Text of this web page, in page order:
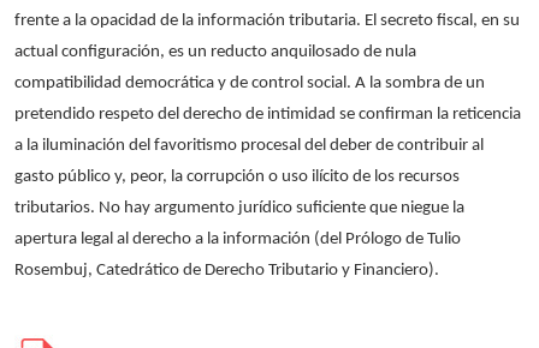
frente a la opacidad de la información tributaria. El secreto fiscal, en su
actual configuración, es un reducto anquilosado de nula
compatibilidad democrática y de control social. A la sombra de un
pretendido respeto del derecho de intimidad se confirman la reticencia
a la iluminación del favoritismo procesal del deber de contribuir al
gasto público y, peor, la corrupción o uso ilícito de los recursos
tributarios. No hay argumento jurídico suficiente que niegue la
apertura legal al derecho a la información (del Prólogo de Tulio
Rosembuj, Catedrático de Derecho Tributario y Financiero).